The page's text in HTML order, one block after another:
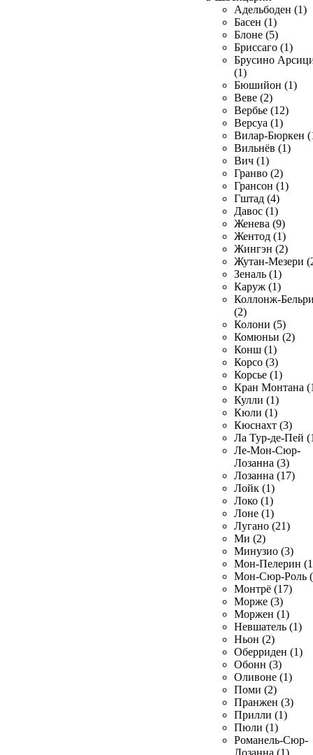
Адельбоден (1)
Басен (1)
Блоне (5)
Бриссаго (1)
Брусино
(1)
Бюшийон (1)
Веве (2)
Вербье (12)
Версуа (1)
Вилар-Бюркен
Вильнёв (1)
Вич (1)
Гранво (2)
Грансон (1)
Гштад (4)
Давос (1)
Женева (9)
Жентод (1)
Жингэн (2)
Жутан-Мезери
Зеналь (1)
Каруж (1)
Коллонж-
(2)
Колони (5)
Комюньи (2)
Конш (1)
Корсо (3)
Корсье (1)
Кран Монтана
Кулли (1)
Кюли (1)
Кюснахт (3)
Ла Тур-де-Пей
Ле-Мон-Сюр-
Лозанна (3)
Лозанна (17)
Лойк (1)
Локо (1)
Лоне (1)
Лугано (21)
Ми (2)
Минузио (3)
Мон-Пелерин
Мон-Сюр-Роль
Монтрё (17)
Морже (3)
Моржен (1)
Невшатель (1)
Ньон (2)
Оберриден (1)
Обонн (3)
Оливоне (1)
Поми (2)
Пранжен (3)
Прилли (1)
Пюли (1)
Романель-Сюр-
Лозанна (1)